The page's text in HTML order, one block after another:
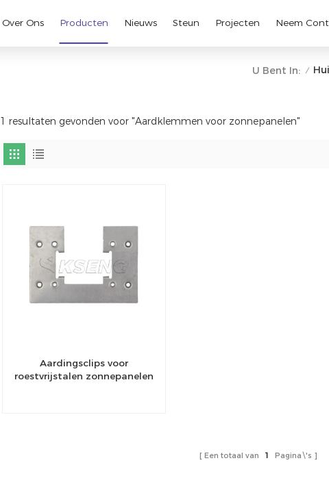
Over Ons Producten Nieuws Steun Projecten Neem
U Bent In: /
1 resultaten gevonden voor "Aardklemmen voor zonnepanelen"
Aardingsclips voor
roestvrijstalen zonnepanelen
Een totaal van 1 Pagina\'s